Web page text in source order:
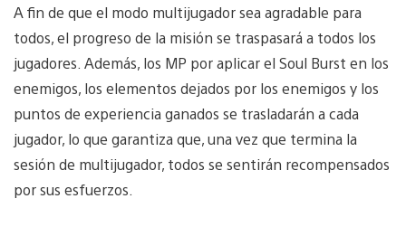
A fin de que el modo multijugador sea agradable para
todos, el progreso de la misión se traspasará a todos los
jugadores. Además, los MP por aplicar el Soul Burst en los
enemigos, los elementos dejados por los enemigos y los
puntos de experiencia ganados se trasladarán a cada
jugador, lo que garantiza que, una vez que termina la
sesión de multijugador, todos se sentirán recompensados
por sus esfuerzos.